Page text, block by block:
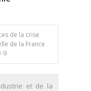
de la crise
de la France
9
et de la